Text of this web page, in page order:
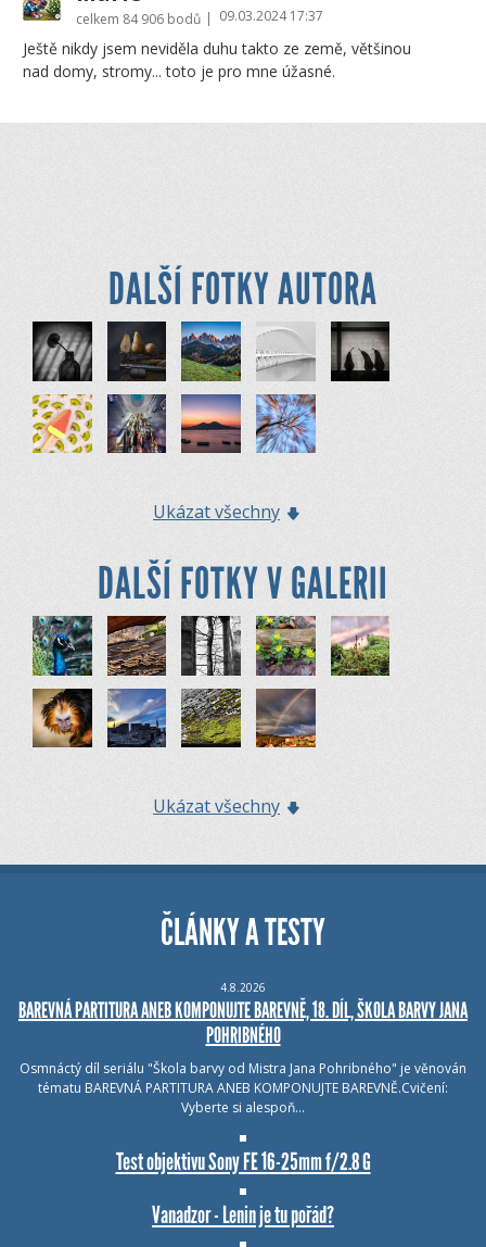
celkem 84 906 bodů | 09.03.2024 17:37
Ještě nikdy jsem neviděla duhu takto ze země, většinou
nad domy, stromy... toto je pro mne úžasné.
DALŠÍ FOTKY AUTORA
Ukázat všechny
DALŠÍ FOTKY V GALERII
Ukázat všechny
ČLÁNKY A TESTY
4.8.2026
BAREVNÁ PARTITURA ANEB KOMPONUJTE BAREVNĚ, 18. DÍL, ŠKOLA BARVY JANA
POHRIBNÉHO
Osmnáctý díl seriálu "Škola barvy od Mistra Jana Pohribného" je věnován
tématu BAREVNÁ PARTITURA ANEB KOMPONUJTE BAREVNĚ.Cvičení:
Vyberte si alespoň…
Test objektivu Sony FE 16-25mm f/2.8 G
Vanadzor - Lenin je tu pořád?